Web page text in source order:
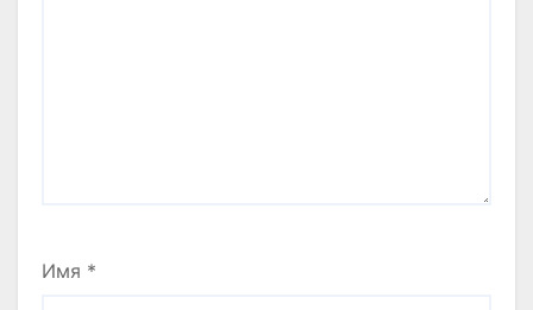
Имя *